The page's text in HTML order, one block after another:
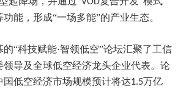
VOD
能，形成“一场多能”的产业生态。
的“科技赋能·智领低空”论坛汇聚了工信
领导及全球低空经济龙头企业代表。论
国低空经济市场规模预计将达1.5万亿